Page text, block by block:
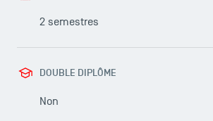
2 semestres
DOUBLE DIPLÔME
Non